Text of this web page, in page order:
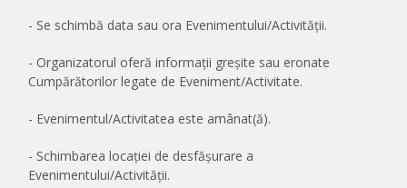
- Se schimbă data sau ora Evenimentului/Activității.
- Organizatorul oferă informații greșite sau eronate
Cumpărătorilor legate de Eveniment/Activitate.
- Evenimentul/Activitatea este amânat(ă).
- Schimbarea locației de desfășurare a
Evenimentului/Activității.